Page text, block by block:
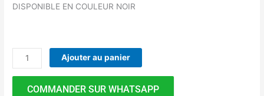
DISPONIBLE EN COULEUR NOIR
Ajouter au panier
COMMANDER SUR WHATSAPP